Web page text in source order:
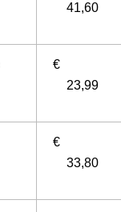
41,60
€
23,99
€
33,80